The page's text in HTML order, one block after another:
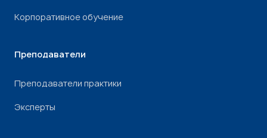
Корпоративное обучение
Преподаватели
Преподаватели практики
Эксперты